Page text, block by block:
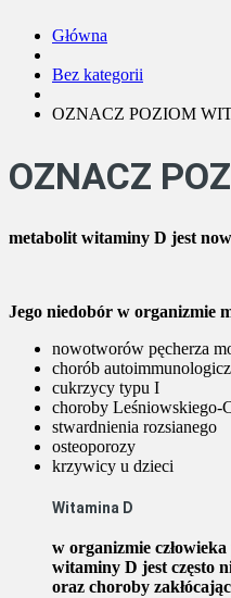
Główna
Bez kategorii
OZNACZ POZIOM
OZNACZ
metabolit witaminy D jest
Jego niedobór w organizmie
nowotworów pęcherza
chorób
cukrzycy typu I
choroby Leśniowskiego-
stwardnienia rozsianego
osteoporozy
krzywicy u dzieci
Witamina D
w organizmie
witaminy D jest często
oraz choroby